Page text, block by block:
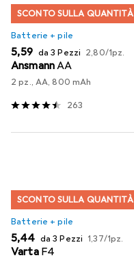
SCONTO SULLA QUANTITÀ
Batterie + pile
EUR
5,59 da 3 Pezzi EUR
2,80/1pz.
AnsmannAA
2 pz., AA, 800 mAh
263
SCONTO SULLA QUANTITÀ
Batterie + pile
EUR
5,44 da 3 Pezzi EUR
1,37/1pz.
Varta F4